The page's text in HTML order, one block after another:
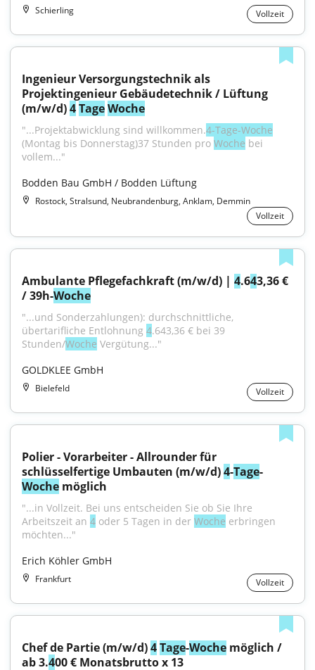
Schierling Vollzeit
Ingenieur Versorgungstechnik als
Projektingenieur Gebäudetechnik / Lüftung
(m/w/d) 4TageWoche
"...Projektabwicklung sind willkommen.4-Tage-Woche
(Montag bis Donnerstag)37 Stunden pro Woche bei
vollem..."
Bodden Bau GmbH / Bodden Lüftung
Rostock, Stralsund, Neubrandenburg, Anklam, Demmin
Vollzeit
Ambulante Pflegefachkraft (m/w/d) | 4.643,36 €
/ 39h-Woche
"...und Sonderzahlungen): durchschnittliche,
übertarifliche Entlohnung 4.643,36 € bei 39
Stunden/Woche Vergütung..."
GOLDKLEE GmbH
Bielefeld Vollzeit
Polier - Vorarbeiter - Allrounder für
schlüsselfertige Umbauten (m/w/d) 4-Tage-
Woche möglich
"...in Vollzeit. Bei uns entscheiden Sie ob Sie Ihre
Arbeitszeit an 4 oder 5 Tagen in der Woche erbringen
möchten..."
Erich Köhler GmbH
Frankfurt Vollzeit
Chef de Partie (m/w/d) 4Tage-Woche möglich /
ab 3.400 € Monatsbrutto x 13